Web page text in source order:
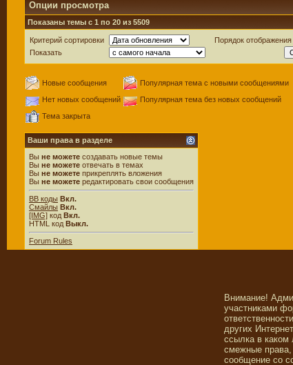
Опции просмотра
Показаны темы с 1 по 20 из 5509
Критерий сортировки
Порядок отображения
Показать
Новые сообщения
Популярная тема с новыми сообщениями
Нет новых сообщений
Популярная тема без новых сообщений
Тема закрыта
Ваши права в разделе
Вы не можете создавать новые темы
Вы не можете отвечать в темах
Вы не можете прикреплять вложения
Вы не можете редактировать свои сообщения
BB коды Вкл.
Смайлы Вкл.
[IMG] код Вкл.
HTML код Выкл.
Forum Rules
Внимание!
участниками
других
ссылка в
смежные
сообщение со